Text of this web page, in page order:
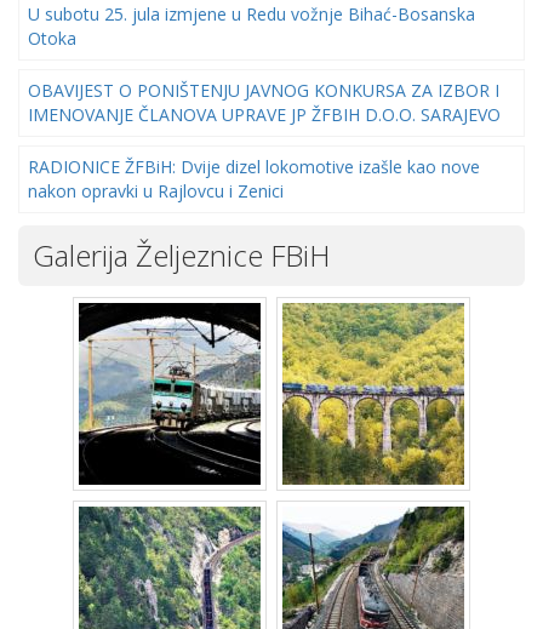
U subotu 25. jula izmjene u Redu vožnje Bihać-Bosanska
Otoka
OBAVIJEST O PONIŠTENJU JAVNOG KONKURSA ZA IZBOR I
IMENOVANJE ČLANOVA UPRAVE JP ŽFBIH D.O.O. SARAJEVO
RADIONICE ŽFBiH: Dvije dizel lokomotive izašle kao nove
nakon opravki u Rajlovcu i Zenici
Galerija Željeznice FBiH